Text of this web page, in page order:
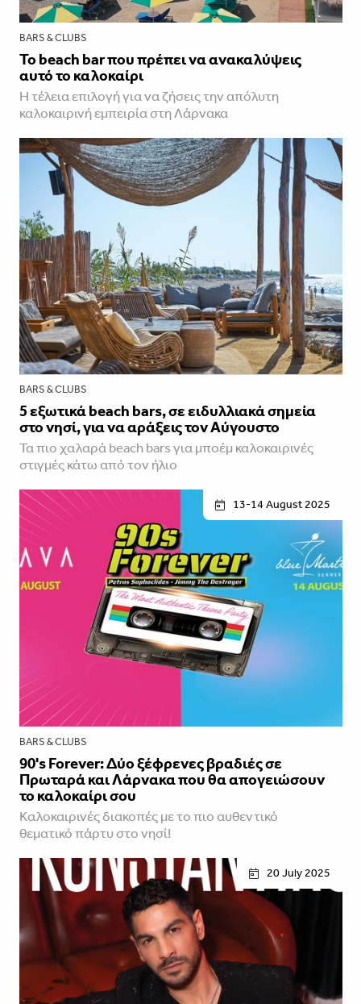
BARS & CLUBS
To beach bar που πρέπει να ανακαλύψεις
αυτό το καλοκαίρι
Η τέλεια επιλογή για να ζήσεις την απόλυτη
καλοκαιρινή εμπειρία στη Λάρνακα
BARS & CLUBS
5 εξωτικά beach bars, σε ειδυλλιακά σημεία
στο νησί, για να αράξεις τον Αύγουστο
Τα πιο χαλαρά beach bars για μποέμ καλοκαιρινές
στιγμές κάτω από τον ήλιο
13-14 August 2025
BARS & CLUBS
90's Forever: Δύο ξέφρενες βραδιές σε
Πρωταρά και Λάρνακα που θα απογειώσουν
το καλοκαίρι σου
Καλοκαιρινές διακοπές με το πιο αυθεντικό
θεματικό πάρτυ στο νησί!
20 July 2025